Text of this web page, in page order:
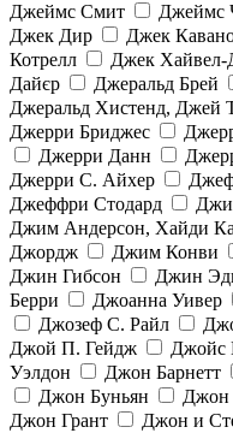
Джеймс Смит
Джеймс
Джек Дир
Джек
Котрелл
Джек Хайвел-
Дайєр
Джеральд Брей
Джеральд Хистенд, Джей
Джерри Бриджес
Джерри Данн
Джерри С. Айхер
Джеффри Стодард
Джим Андерсон, Хайди
Джордж
Джим Конви
Джин Гибсон
Джин
Берри
Джоанна Уивер
Джозеф С. Райл
Джой П. Гейдж
Джойс
Уэлдон
Джон Барнетт
Джон Буньян
Джон
Джон Грант
Джон и